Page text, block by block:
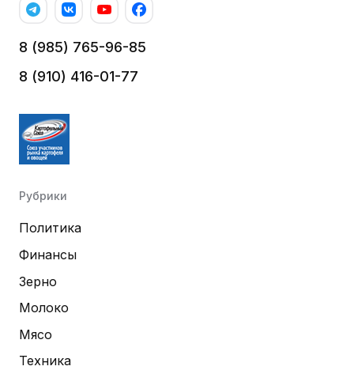
8 (985) 765-96-85
8 (910) 416-01-77
Рубрики
Политика
Финансы
Зерно
Молоко
Мясо
Техника